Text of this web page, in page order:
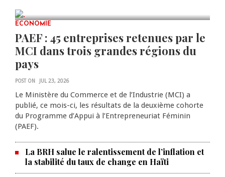
0 COMMENTS
ECONOMIE
PAEF : 45 entreprises retenues par le
MCI dans trois grandes régions du
pays
POST ON JUL 23, 2026
Le Ministère du Commerce et de l’Industrie (MCI) a
publié, ce mois-ci, les résultats de la deuxième cohorte
du Programme d’Appui à l’Entrepreneuriat Féminin
(PAEF).
La BRH salue le ralentissement de l’inflation et
la stabilité du taux de change en Haïti